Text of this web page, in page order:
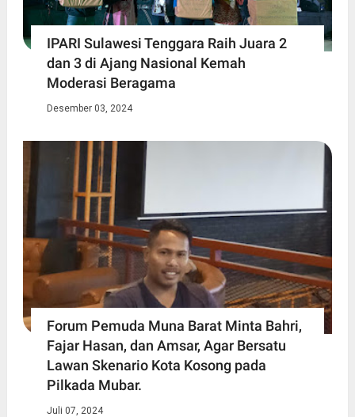
IPARI Sulawesi Tenggara Raih Juara 2
dan 3 di Ajang Nasional Kemah
Moderasi Beragama
Desember 03, 2024
Forum Pemuda Muna Barat Minta Bahri,
Fajar Hasan, dan Amsar, Agar Bersatu
Lawan Skenario Kota Kosong pada
Pilkada Mubar.
Juli 07, 2024